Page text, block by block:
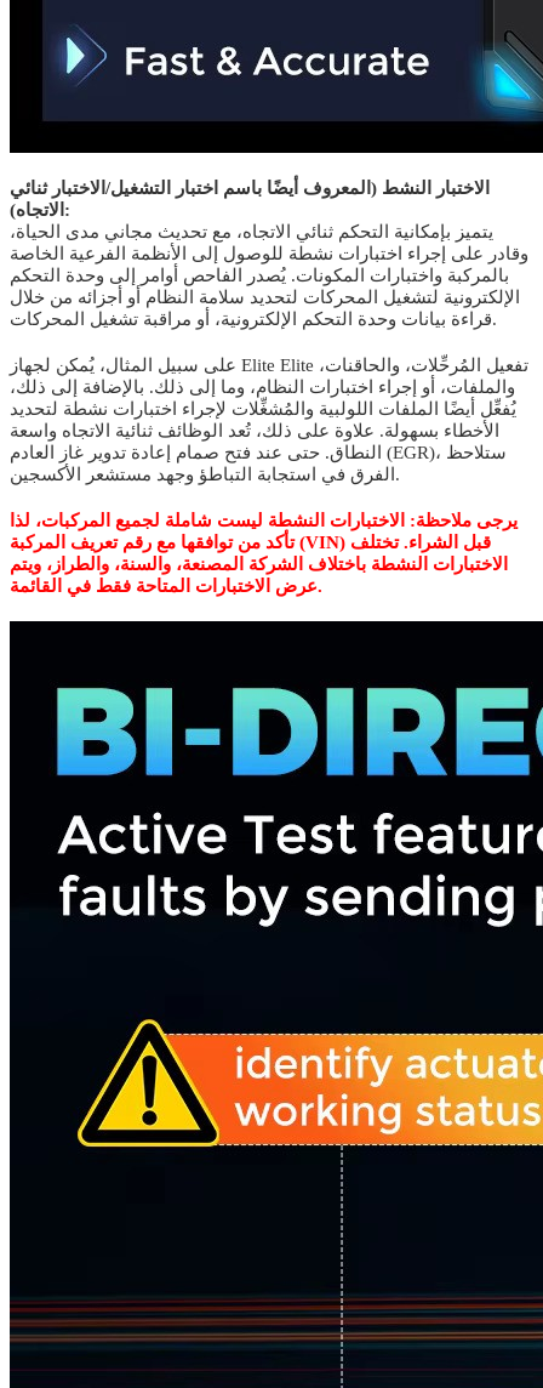
الاختبار النشط (المعروف أيضًا باسم اختبار التشغيل/الاختبار ثنائي
الاتجاه):
يتميز بإمكانية التحكم ثنائي الاتجاه، مع تحديث مجاني مدى الحياة،
وقادر على إجراء اختبارات نشطة للوصول إلى الأنظمة الفرعية الخاصة
بالمركبة واختبارات المكونات. يُصدر الفاحص أوامر إلى وحدة التحكم
الإلكترونية لتشغيل المحركات لتحديد سلامة النظام أو أجزائه من خلال
قراءة بيانات وحدة التحكم الإلكترونية، أو مراقبة تشغيل المحركات.
على سبيل المثال، يُمكن لجهاز Elite Elite تفعيل المُرحِّلات، والحاقنات،
والملفات، أو إجراء اختبارات النظام، وما إلى ذلك. بالإضافة إلى ذلك،
يُفعِّل أيضًا الملفات اللولبية والمُشغِّلات لإجراء اختبارات نشطة لتحديد
الأخطاء بسهولة. علاوة على ذلك، تُعد الوظائف ثنائية الاتجاه واسعة
النطاق. حتى عند فتح صمام إعادة تدوير غاز العادم (EGR)، ستلاحظ
الفرق في استجابة التباطؤ وجهد مستشعر الأكسجين.
يرجى ملاحظة: الاختبارات النشطة ليست شاملة لجميع المركبات، لذا
تأكد من توافقها مع رقم تعريف المركبة (VIN) قبل الشراء. تختلف
الاختبارات النشطة باختلاف الشركة المصنعة، والسنة، والطراز، ويتم
عرض الاختبارات المتاحة فقط في القائمة.